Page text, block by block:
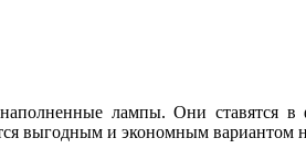
лампы. Они ставятся
выгодным и экономным вариантом